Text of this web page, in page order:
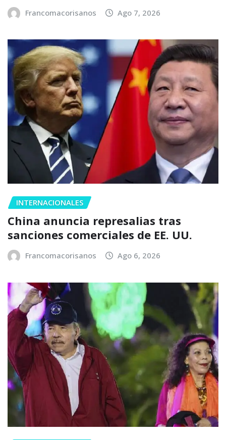
Francomacorisanos Ago 7, 2026
INTERNACIONALES
China anuncia represalias tras
sanciones comerciales de EE. UU.
Francomacorisanos Ago 6, 2026